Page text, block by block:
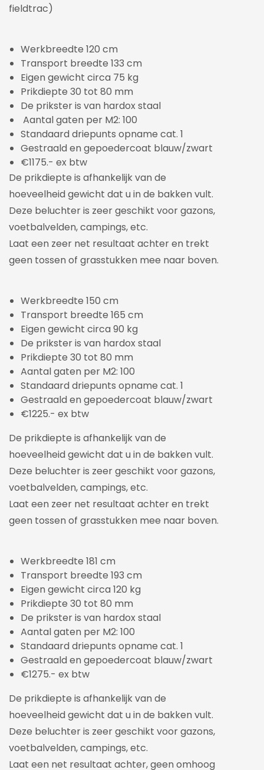
fieldtrac)
Werkbreedte 120 cm
Transport breedte 133 cm
Eigen gewicht circa 75 kg
Prikdiepte 30 tot 80 mm
De prikster is van hardox staal
Aantal gaten per M2: 100
Standaard driepunts opname cat. 1
Gestraald en gepoedercoat blauw/zwart
€1175.- ex btw
De prikdiepte is afhankelijk van de
hoeveelheid gewicht dat u in de bakken vult.
Deze beluchter is zeer geschikt voor gazons,
voetbalvelden, campings, etc.
Laat een zeer net resultaat achter en trekt
geen tossen of grasstukken mee naar boven.
Werkbreedte 150 cm
Transport breedte 165 cm
Eigen gewicht circa 90 kg
De prikster is van hardox staal
Prikdiepte 30 tot 80 mm
Aantal gaten per M2: 100
Standaard driepunts opname cat. 1
Gestraald en gepoedercoat blauw/zwart
€1225.- ex btw
De prikdiepte is afhankelijk van de
hoeveelheid gewicht dat u in de bakken vult.
Deze beluchter is zeer geschikt voor gazons,
voetbalvelden, campings, etc.
Laat een zeer net resultaat achter en trekt
geen tossen of grasstukken mee naar boven.
Werkbreedte 181 cm
Transport breedte 193 cm
Eigen gewicht circa 120 kg
Prikdiepte 30 tot 80 mm
De prikster is van hardox staal
Aantal gaten per M2: 100
Standaard driepunts opname cat. 1
Gestraald en gepoedercoat blauw/zwart
€1275.- ex btw
De prikdiepte is afhankelijk van de
hoeveelheid gewicht dat u in de bakken vult.
Deze beluchter is zeer geschikt voor gazons,
voetbalvelden, campings, etc.
Laat een net resultaat achter, geen omhoog